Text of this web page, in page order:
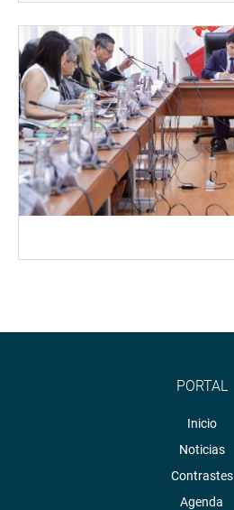
PORTAL
Inicio
Noticias
Contrastes
Agenda